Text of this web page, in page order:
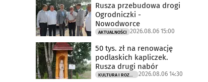
Rusza przebudowa drogi
Ogrodniczki -
Nowodworce
AKTUALNOŚCI 2026.08.06 15:00
50 tys. zł na renowację
podlaskich kapliczek.
Rusza drugi nabór
2026.08.06 14:30